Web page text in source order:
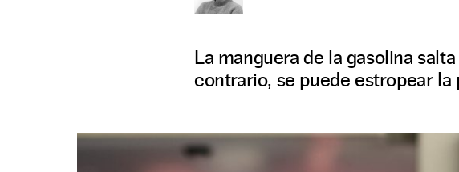
La manguera de la gasolina
contrario, se puede estropear la